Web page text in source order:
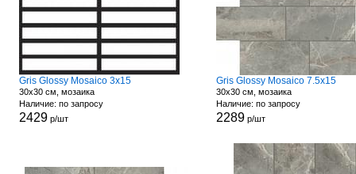
Gris Glossy Mosaico 3x15
30x30 см, мозаика
Наличие: по запросу
2429 р/шт
Gris Glossy Mosaico 7.5x15
30x30 см, мозаика
Наличие: по запросу
2289 р/шт